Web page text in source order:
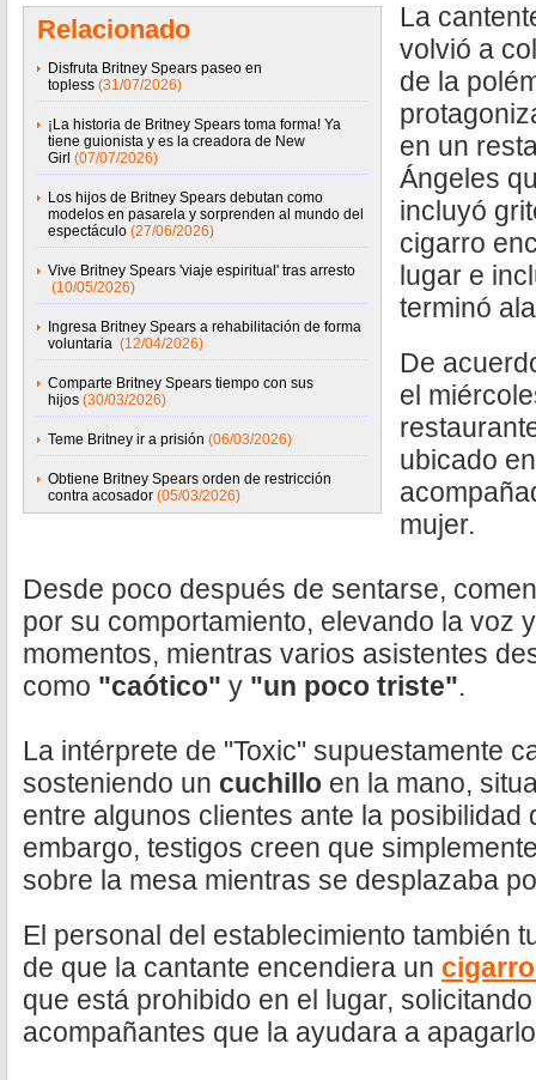
Relacionado
Disfruta Britney Spears paseo en
topless (31/07/2026)
¡La historia de Britney Spears toma forma! Ya
tiene guionista y es la creadora de New
Girl (07/07/2026)
Los hijos de Britney Spears debutan como
modelos en pasarela y sorprenden al mundo del
espectáculo (27/06/2026)
Vive Britney Spears 'viaje espiritual' tras arresto
(10/05/2026)
Ingresa Britney Spears a rehabilitación de forma
voluntaria (12/04/2026)
Comparte Britney Spears tiempo con sus
hijos (30/03/2026)
Teme Britney ir a prisión (06/03/2026)
Obtiene Britney Spears orden de restricción
contra acosador (05/03/2026)
La
volvió a
de la
en un
Ángeles
incluyó
cigarro
lugar e
terminó
De
el
ubicado
mujer.
Desde poco después de sentarse,
por su comportamiento, elevando la voz
momentos, mientras varios asistentes
como "caótico" y "un poco triste".
La intérprete de "Toxic" supuestamente
sosteniendo un cuchillo en la mano,
entre algunos clientes ante la posibilidad
embargo, testigos creen que
sobre la mesa mientras se desplazaba
El personal del establecimiento también
de que la cantante encendiera un cigarro
que está prohibido en el lugar,
acompañantes que la ayudara a